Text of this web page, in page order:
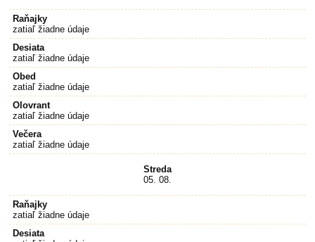
Raňajky
zatiaľ žiadne údaje
Desiata
zatiaľ žiadne údaje
Obed
zatiaľ žiadne údaje
Olovrant
zatiaľ žiadne údaje
Večera
zatiaľ žiadne údaje
Streda
05. 08.
Raňajky
zatiaľ žiadne údaje
Desiata